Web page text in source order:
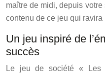
maître de midi, depuis
contenu de ce jeu qui ravira
Un jeu inspiré de
succès
Le jeu de société « Les